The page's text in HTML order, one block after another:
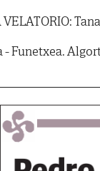
VELATORIO:
- Funetxea.